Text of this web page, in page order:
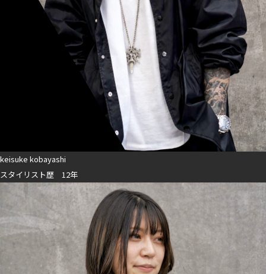
keisuke kobayashi
スタイリスト歴 12年